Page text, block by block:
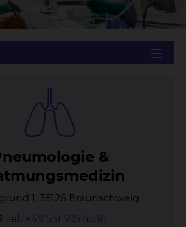
&
1, 38126 Braunschweig
Tel.: +49 531 595 4530